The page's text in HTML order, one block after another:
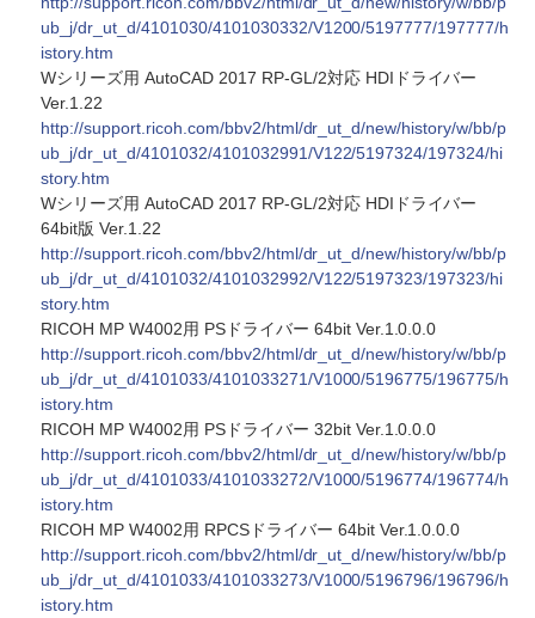
ub_j/dr_ut_d/4101030/4101030332/V1200/5197777/197777/h
istory.htm
Wシリーズ用 AutoCAD 2017 RP-GL/2対応 HDIドライバー
Ver.1.22
http://support.ricoh.com/bbv2/html/dr_ut_d/new/history/w/bb/p
ub_j/dr_ut_d/4101032/4101032991/V122/5197324/197324/hi
story.htm
Wシリーズ用 AutoCAD 2017 RP-GL/2対応 HDIドライバー
64bit版 Ver.1.22
http://support.ricoh.com/bbv2/html/dr_ut_d/new/history/w/bb/p
ub_j/dr_ut_d/4101032/4101032992/V122/5197323/197323/hi
story.htm
RICOH MP W4002用 PSドライバー 64bit Ver.1.0.0.0
http://support.ricoh.com/bbv2/html/dr_ut_d/new/history/w/bb/p
ub_j/dr_ut_d/4101033/4101033271/V1000/5196775/196775/h
istory.htm
RICOH MP W4002用 PSドライバー 32bit Ver.1.0.0.0
http://support.ricoh.com/bbv2/html/dr_ut_d/new/history/w/bb/p
ub_j/dr_ut_d/4101033/4101033272/V1000/5196774/196774/h
istory.htm
RICOH MP W4002用 RPCSドライバー 64bit Ver.1.0.0.0
http://support.ricoh.com/bbv2/html/dr_ut_d/new/history/w/bb/p
ub_j/dr_ut_d/4101033/4101033273/V1000/5196796/196796/h
istory.htm